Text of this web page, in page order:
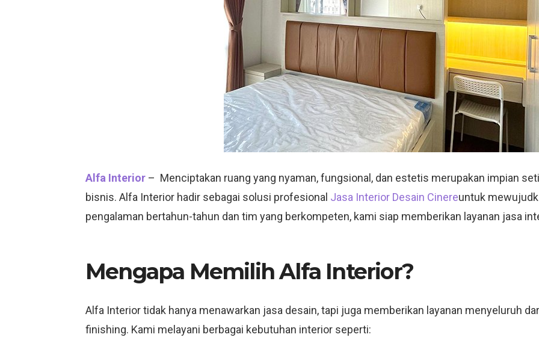
Alfa Interior – Menciptakan ruang yang nyaman, fungsional, dan estetis merupakan impian
bisnis. Alfa Interior hadir sebagai solusi profesional Jasa Interior Desain Cinereuntuk
pengalaman bertahun-tahun dan tim yang berkompeten, kami siap memberikan layanan jasa
Mengapa Memilih Alfa Interior?
Alfa Interior tidak hanya menawarkan jasa desain, tapi juga memberikan layanan menyeluruh
finishing. Kami melayani berbagai kebutuhan interior seperti: